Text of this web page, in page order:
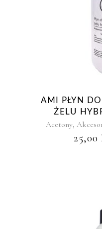
AMI PŁYN
ŻELU
Acetony,
25,00